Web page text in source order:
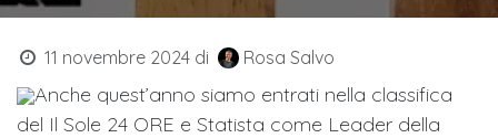
11 novembre 2024 di Rosa Salvo
Anche quest’anno siamo entrati nella classifica
del Il Sole 24 ORE e Statista come Leader della